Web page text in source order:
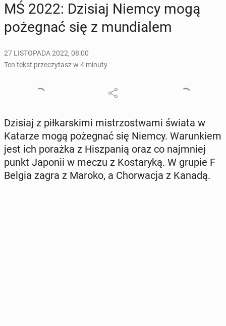
MŚ 2022: Dzisiaj Niemcy mogą
po­że­gnać się z mun­dia­lem
27 LISTOPADA 2022, 08:00
Ten tekst przeczytasz w 4 minuty
Dzisiaj z pił­kar­ski­mi mi­strzo­stwa­mi świata w
Katarze mogą po­że­gnać się Niemcy. Wa­run­kiem
jest ich porażka z Hisz­pa­nią oraz co naj­mniej
punkt Japonii w meczu z Ko­sta­ry­ką. W grupie F
Belgia zagra z Maroko, a Chor­wa­cja z Kanadą.